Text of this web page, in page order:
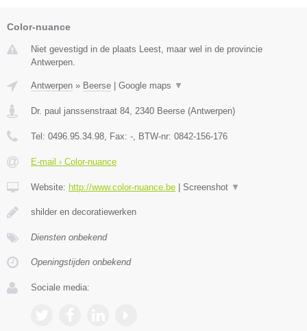
Color-nuance
Niet gevestigd in de plaats Leest, maar wel in de provincie
Antwerpen.
Antwerpen » Beerse Google maps ▼
Dr. paul janssenstraat 84 2340 Beerse (Antwerpen)
Tel: 0496.95.34.98 , Fax: - , BTW-nr: 0842-156-176
E-mail › Color-nuance
Website: http://www.color-nuance.be Screenshot ▼
shilder en decoratiewerken
Diensten onbekend
Openingstijden onbekend
Sociale media: